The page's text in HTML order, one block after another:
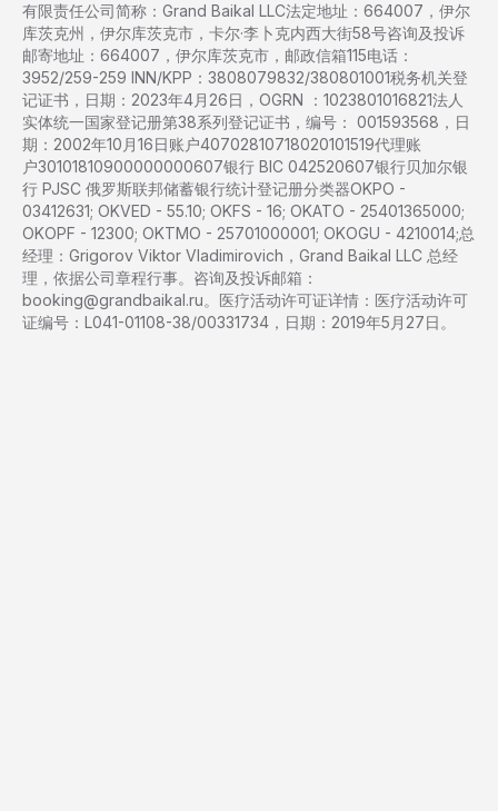
有限责任公司简称： Grand Baikal LLC法定地址： 664007，伊尔
库茨克州，伊尔库茨克市，卡尔·李卜克内西大街58号咨询及投诉
邮寄地址： 664007，伊尔库茨克市，邮政信箱115电话 ：
3952/259-259 INN/KPP： 3808079832/380801001税务机关登
记证书， 日期：2023年4月26日， OGRN
：1023801016821法人
实体统一国家登记册第38系列登记证书，编号： 001593568，日
期：2002年10月16日账户40702810718020101519代理账
户30101810900000000607银行 BIC 042520607银行贝加尔银
行 PJSC 俄罗斯联邦储蓄银行统计登记册分类器OKPO -
03412631; OKVED - 55.10; OKFS - 16; OKATO - 25401365000;
OKOPF - 12300; OKTMO - 25701000001; OKOGU - 4210014;总
经理： Grigorov Viktor Vladimirovich， Grand Baikal LLC 总经
理 ，依据公司章程行事。 咨询及投诉邮箱 ：
booking@grandbaikal.ru。 医疗活动许可证详情： 医疗活动许可
证编号：L041-01108-38/00331734，日期：2019年5月27日。